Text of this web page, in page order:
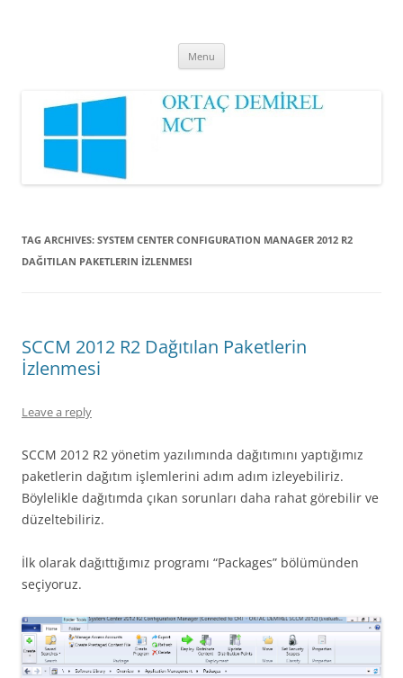
Menu
TAG ARCHIVES: SYSTEM CENTER CONFIGURATION MANAGER 2012 R2
DAĞITILAN PAKETLERIN İZLENMESI
SCCM 2012 R2 Dağıtılan Paketlerin
İzlenmesi
Leave a reply
SCCM 2012 R2 yönetim yazılımında dağıtımını yaptığımız
paketlerin dağıtım işlemlerini adım adım izleyebiliriz.
Böylelikle dağıtımda çıkan sorunları daha rahat görebilir ve
düzeltebiliriz.
İlk olarak dağıttığımız programı “Packages” bölümünden
seçiyoruz.